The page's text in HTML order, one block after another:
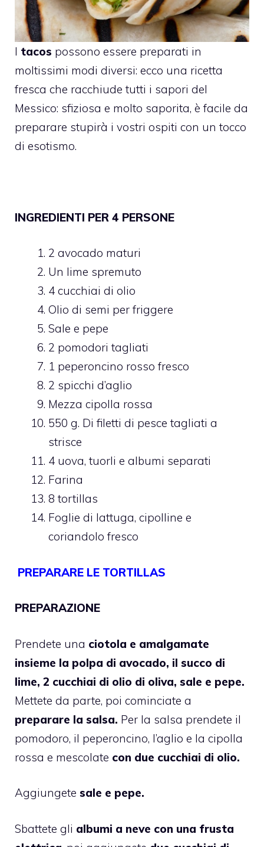
I tacos possono essere preparati in
moltissimi modi diversi: ecco una ricetta
fresca che racchiude tutti i sapori del
Messico: sfiziosa e molto saporita, è facile da
preparare stupirà i vostri ospiti con un tocco
di esotismo.
INGREDIENTI PER 4 PERSONE
2 avocado maturi
Un lime spremuto
4 cucchiai di olio
Olio di semi per friggere
Sale e pepe
2 pomodori tagliati
1 peperoncino rosso fresco
2 spicchi d’aglio
Mezza cipolla rossa
550 g. Di filetti di pesce tagliati a
strisce
4 uova, tuorli e albumi separati
Farina
8 tortillas
Foglie di lattuga, cipolline e
coriandolo fresco
PREPARARE LE TORTILLAS
PREPARAZIONE
Prendete una ciotola e amalgamate
insieme la polpa di avocado, il succo di
lime, 2 cucchiai di olio di oliva, sale e pepe.
Mettete da parte, poi cominciate a
preparare la salsa. Per la salsa prendete il
pomodoro, il peperoncino, l’aglio e la cipolla
rossa e mescolate con due cucchiai di olio.
Aggiungete sale e pepe.
Sbattete gli albumi a neve con una frusta